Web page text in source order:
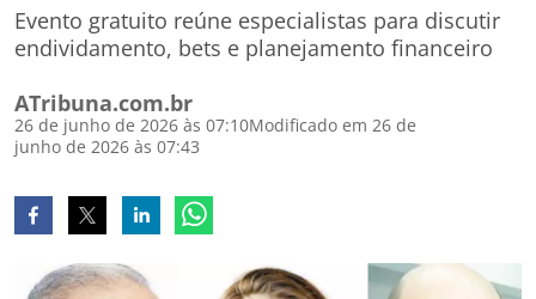
Evento gratuito reúne especialistas para discutir
endividamento, bets e planejamento financeiro
ATribuna.com.br
26 de junho de 2026 às 07:10Modificado em 26 de
junho de 2026 às 07:43